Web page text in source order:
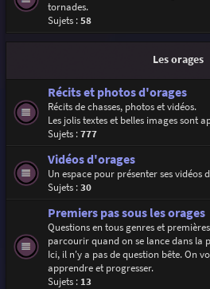
tornades.
Sujets :58
Les orages
Récits et photos d'orages
Récits de chasses, photos et vidéos.
Les jolis textes et belles images sont
Sujets :777
Vidéos d'orages
Un espace pour présenter ses vidéos
Sujets :30
Premiers pas sous les orages
Questions en tous genres et
parcourir quand on se lance dans la
Ici, il n'y a pas de question bête. On
apprendre et progresser.
Sujets : 13